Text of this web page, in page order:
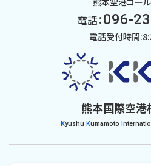
電話：096-
電話受付時間
熊本国際空港
Kyushu Kumamoto I